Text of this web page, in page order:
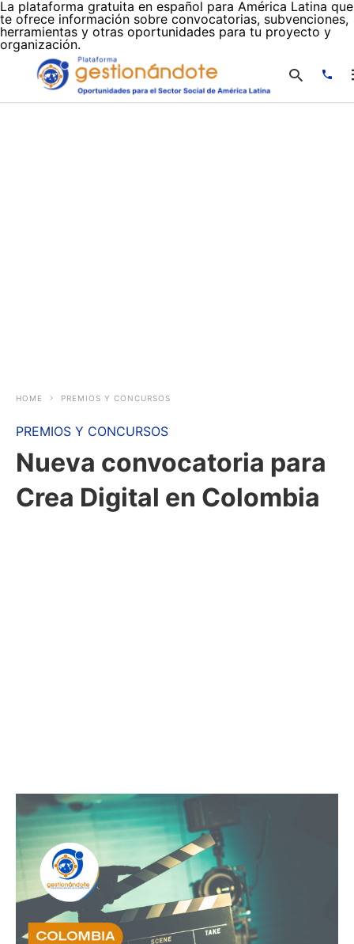
La plataforma gratuita en español para América Latina que
te ofrece información sobre convocatorias, subvenciones,
herramientas y otras oportunidades para tu proyecto y
organización.
HOME PREMIOS Y CONCURSOS
PREMIOS Y CONCURSOS
Nueva convocatoria para
Crea Digital en Colombia